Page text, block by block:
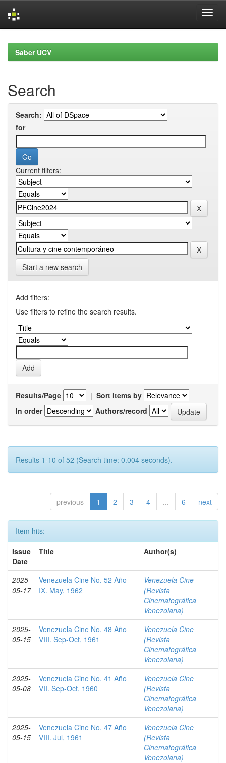
navigationSaber UCV
Search
Search:
for
Current filters:
Start a new search
Add filters:
Use filters to refine the search results.
Results/Page | Sort items by
In order
Authors/record
Results 1-10 of 52 (Search time: 0.004 seconds).
previous 1 2 3 4 ... 6 next
Item hits:
Issue
Date
Title Author(s)
2025-
05-17
Venezuela Cine No. 52 Año
IX. May, 1962
Venezuela Cine
(Revista
Cinematográfica
Venezolana)
2025-
05-15
Venezuela Cine No. 48 Año
VIII. Sep-Oct, 1961
Venezuela Cine
(Revista
Cinematográfica
Venezolana)
2025-
05-08
Venezuela Cine No. 41 Año
VII. Sep-Oct, 1960
Venezuela Cine
(Revista
Cinematográfica
Venezolana)
2025-
05-15
Venezuela Cine No. 47 Año
VIII. Jul, 1961
Venezuela Cine
(Revista
Cinematográfica
Venezolana)